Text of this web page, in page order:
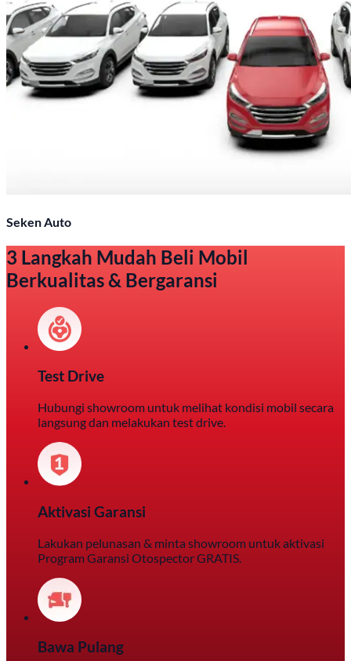
Seken Auto
3 Langkah Mudah Beli Mobil
Berkualitas & Bergaransi
Test Drive
Hubungi showroom untuk melihat kondisi mobil secara
langsung dan melakukan test drive.
Aktivasi Garansi
Lakukan pelunasan & minta showroom untuk aktivasi
Program Garansi Otospector GRATIS.
Bawa Pulang